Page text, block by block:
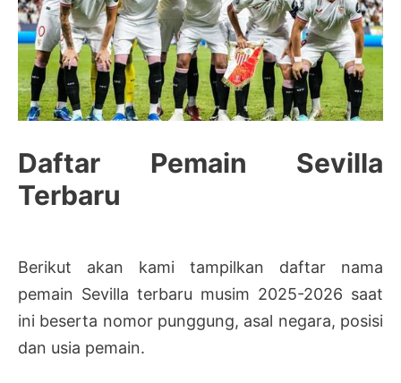
Daftar Pemain Sevilla
Terbaru
Berikut akan kami tampilkan daftar nama
pemain Sevilla terbaru musim 2025-2026 saat
ini beserta nomor punggung, asal negara, posisi
dan usia pemain.